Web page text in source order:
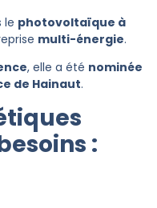
le photovoltaïque à
multi-énergie.
, elle a été nominée
de Hainaut.
: